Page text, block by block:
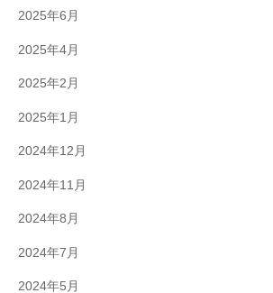
2025年6月
2025年4月
2025年2月
2025年1月
2024年12月
2024年11月
2024年8月
2024年7月
2024年5月